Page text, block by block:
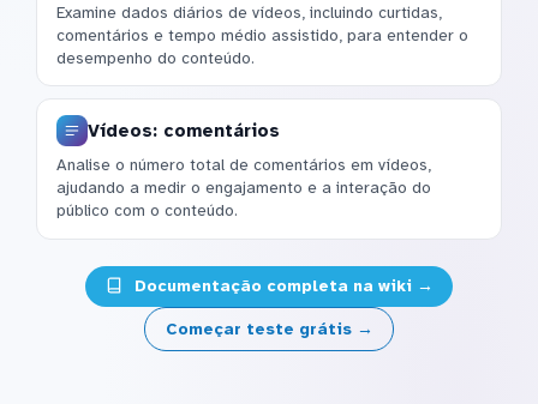
Examine dados diários de vídeos, incluindo curtidas,
comentários e tempo médio assistido, para entender o
desempenho do conteúdo.
Vídeos: comentários
Analise o número total de comentários em vídeos,
ajudando a medir o engajamento e a interação do
público com o conteúdo.
Documentação completa na wiki →
Começar teste grátis →